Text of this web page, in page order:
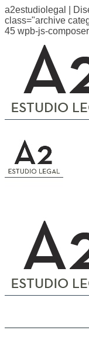
a2estudiolegal |
class="archive
45 wpb-js-